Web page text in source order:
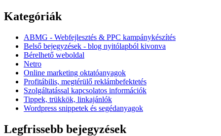
Kategóriák
ABMG - Webfejlesztés & PPC kampánykészítés
Belső bejegyzések - blog nyitólapból kivonva
Bérelhető weboldal
Netro
Online marketing oktatóanyagok
Profitábilis, megtérülő reklámbefektetés
Szolgáltatással kapcsolatos információk
Tippek, trükkök, linkajánlók
Wordpress snippetek és segédanyagok
Legfrissebb bejegyzések